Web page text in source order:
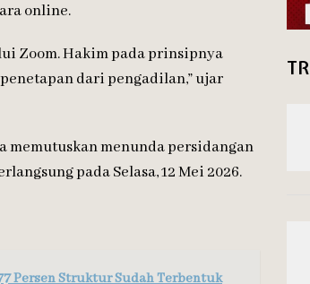
online.
Zoom. Hakim pada prinsipnya
dari pengadilan,” ujar
menunda persidangan
pada Selasa, 12 Mei 2026.
Persen Struktur Sudah Terbentuk